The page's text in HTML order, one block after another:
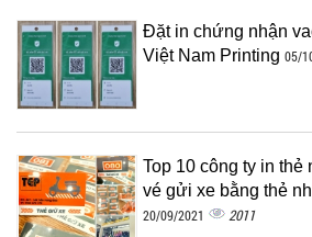
Đặt in chứng nhận
Việt Nam Printing 05/
Top 10 công ty in
vé gửi xe bằng thẻ
20/09/2021 2011